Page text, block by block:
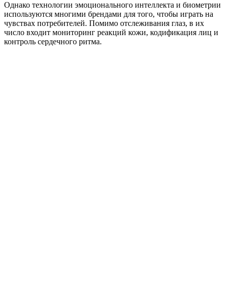
Однако технологии эмоционального интеллекта и биометрии
используются многими брендами для того, чтобы играть на
чувствах потребителей. Помимо отслеживания глаз, в их
число входит мониторинг реакций кожи, кодификация лиц и
контроль сердечного ритма.